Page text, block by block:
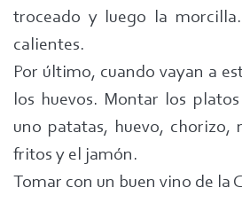
troceado y luego la
calientes.
Por último, cuando vayan a
los huevos. Montar los
uno patatas, huevo, chorizo,
fritos y el jamón.
Tomar con un buen vino de la